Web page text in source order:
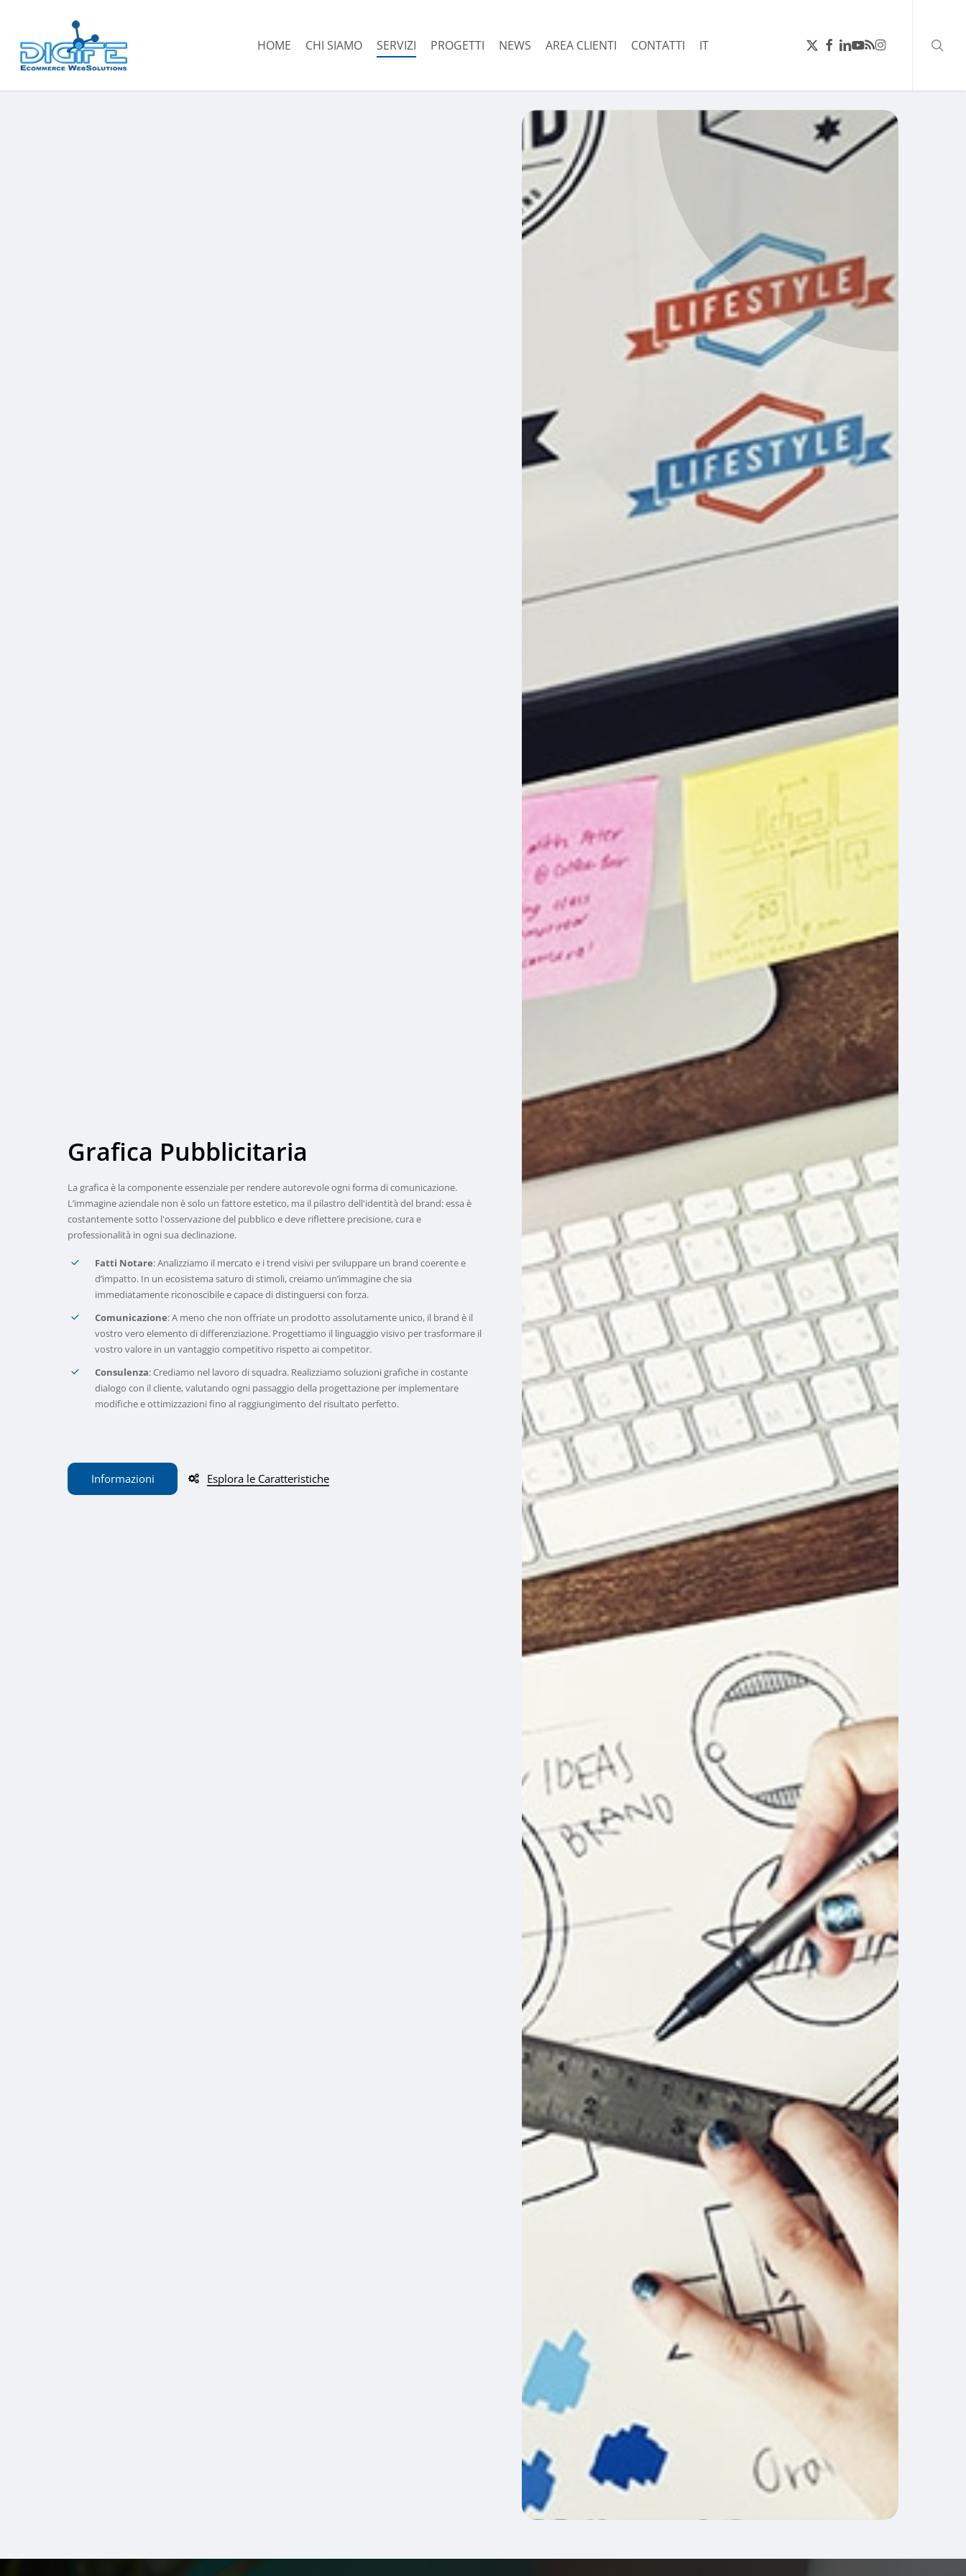
contenuto
principale
HOME CHI SIAMO SERVIZI PROGETTI NEWS AREA CLIENTI CONTATTI IT X-
TWITTER
FACEBOOK
LINKEDIN
YOUTUBE
RSSINSTAGRAM
Grafica Pubblicitaria
La grafica è la componente essenziale per rendere autorevole ogni forma di comunicazione.
L’immagine aziendale non è solo un fattore estetico, ma il pilastro dell'identità del brand: essa è
costantemente sotto l'osservazione del pubblico e deve riflettere precisione, cura e
professionalità in ogni sua declinazione.
Fatti Notare: Analizziamo il mercato e i trend visivi per sviluppare un brand coerente e
d’impatto. In un ecosistema saturo di stimoli, creiamo un’immagine che sia
immediatamente riconoscibile e capace di distinguersi con forza.
Comunicazione: A meno che non offriate un prodotto assolutamente unico, il brand è il
vostro vero elemento di differenziazione. Progettiamo il linguaggio visivo per trasformare il
vostro valore in un vantaggio competitivo rispetto ai competitor.
Consulenza: Crediamo nel lavoro di squadra. Realizziamo soluzioni grafiche in costante
dialogo con il cliente, valutando ogni passaggio della progettazione per implementare
modifiche e ottimizzazioni fino al raggiungimento del risultato perfetto.
Informazioni Esplora le Caratteristiche